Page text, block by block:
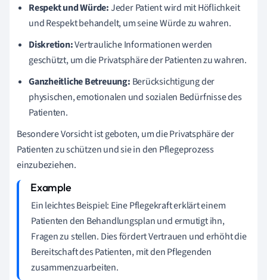
Respekt und Würde:Jeder Patient wird mit Höflichkeit
und Respekt behandelt, um seine Würde zu wahren.
Diskretion:Vertrauliche Informationen werden
geschützt, um die Privatsphäre der Patienten zu wahren.
Ganzheitliche Betreuung: Berücksichtigung der
physischen, emotionalen und sozialen Bedürfnisse des
Patienten.
Besondere Vorsicht ist geboten, um die Privatsphäre der
Patienten zu schützen und sie in den Pflegeprozess
einzubeziehen.
Ein leichtes Beispiel: Eine Pflegekraft erklärt einem
Patienten den Behandlungsplan und ermutigt ihn,
Fragen zu stellen. Dies fördert Vertrauen und erhöht die
Bereitschaft des Patienten, mit den Pflegenden
zusammenzuarbeiten.